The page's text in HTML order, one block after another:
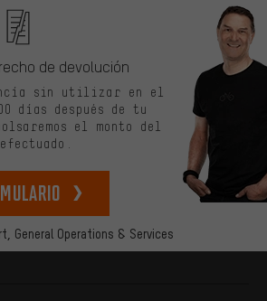
General Operations & Services
de devolución
sin utilizar en el
días después de tu
el monto del